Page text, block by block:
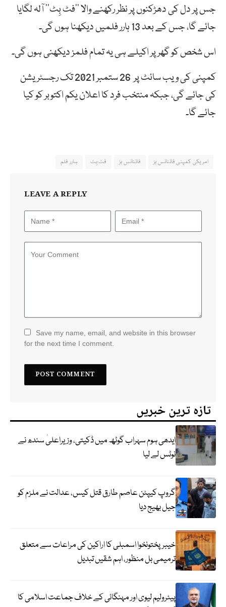
جس پر دل کی دھڑکنوں پر نظر رکھنے والا ’’فٹ بِٹ‘‘ آلہ لگایا
جائے گا، جس کے بعد 13 ہارر فلمیں دیکھنا ہوں گی۔
اس شخص کو گھر پر اکیلے ہی یہ تمام فلمز دیکھنی ہوں گی۔
کمپنی کی ویب سائٹ پر 26 ستمبر 2021 تک رجسٹریشن
کی جائے گی، جبکہ منتخب فرد کا اعلان یکم اکتوبر کو کیا
جائے گا۔
امریکی کمپنی فائنانس بز فائنانس بز فٹ بِٹ ہارر فلم
LEAVE A REPLY
Save my name, email, and website in this browser
for the next time I comment.
تازہ ترین خبریں
ایدھی ہوم سہراب گوٹھ میں ڈکیتی، وزیراعلیٰ سندھ نے
نوٹس لے لیا
گروپ کیپٹن عاصم طارق قتل کیس، عدالت نے ملزم کو
جیل بھیج دیا
خیبرپختونخوا اسمبلی کا اراکین کی مراعات سے متعلق
ترمیمی بل منظور، اہم شقیں تبدیل
پیٹرولیم لیوی اور مہنگائی کے خلاف جماعت اسلامی کا